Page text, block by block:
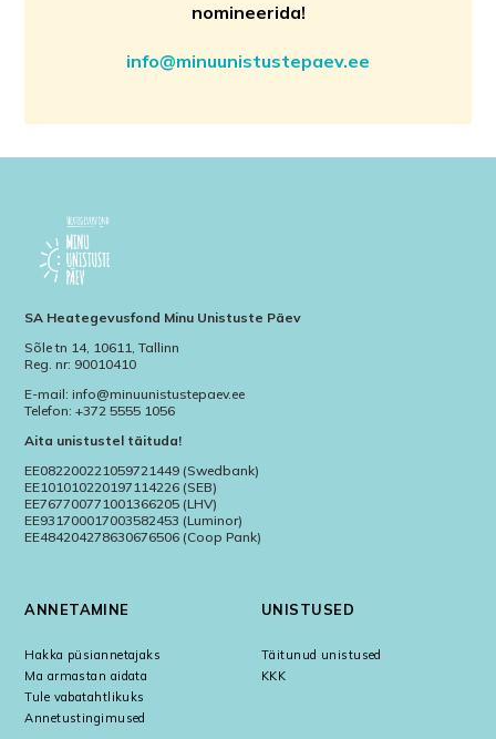
nomineerida!
info@minuunistustepaev.ee
SA Heategevusfond Minu Unistuste Päev
Sõle tn 14, 10611, Tallinn
Reg. nr: 90010410
E-mail: info@minuunistustepaev.ee
Telefon: +372 5555 1056
Aita unistustel täituda!
EE082200221059721449 (Swedbank)
EE101010220197114226 (SEB)
EE767700771001366205 (LHV)
EE931700017003582453 (Luminor)
EE484204278630676506 (Coop Pank)
ANNETAMINE
Hakka püsiannetajaks
Ma armastan aidata
Tule vabatahtlikuks
Annetustingimused
UNISTUSED
Täitunud unistused
KKK